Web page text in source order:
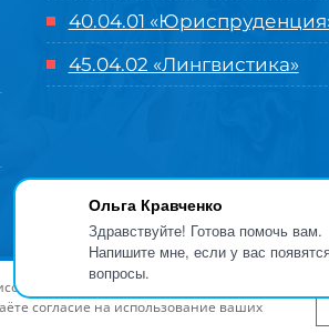
Ольга Кравченко
Здравствуйте! Готова помочь вам.
Напишите мне, если у вас
вопросы.
40.04.01
45.04.02 «Лингвистика»
| Разработка и продвижение в
сайтаwww.flaticon.com
и предложений. Вы можете
согласие на использование ваших